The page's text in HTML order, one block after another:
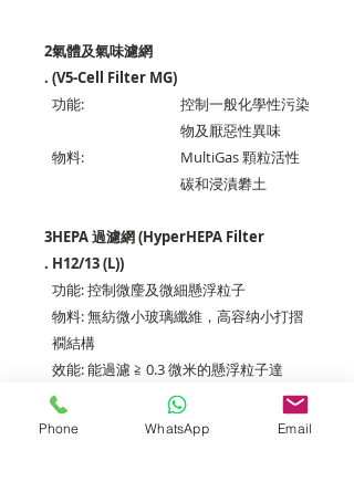
2
.
氣體及氣味濾網
(V5-Cell Filter MG)
功能:
控制一般化學性污染
物及厭惡性異味
物料:
MultiGas 顆粒活性
碳和浸漬礬土
3
.
HEPA 過濾網(HyperHEPA Filter
H12/13 (L))
功能: 控制微麈及微細懸浮粒子
物料: 無紡微小玻璃纖維，高容纳小打摺
襉結構
效能: 能過濾 ≧ 0.3 微米的懸浮粒子達
99.97% 或以上 (H12/13
級別)
Phone WhatsApp Email